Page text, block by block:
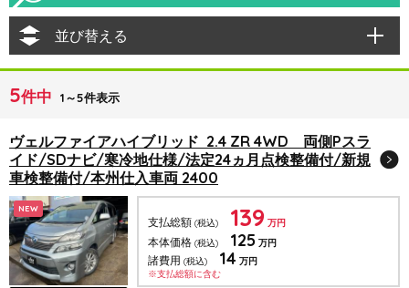
並び替える
5件中 1～5件表示
ヴェルファイアハイブリッド 2.4 ZR 4WD 両側Pスラ
イド/SDナビ/寒冷地仕様/法定24ヵ月点検整備付/新規
車検整備付/本州仕入車両 2400
NEW
支払総額 (税込) 139 万円
本体価格 (税込) 125 万円
諸費用 (税込) 14 万円
※支払総額に含む